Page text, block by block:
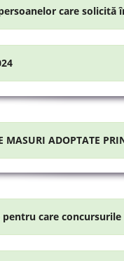
care solicită
ADOPTATE
care